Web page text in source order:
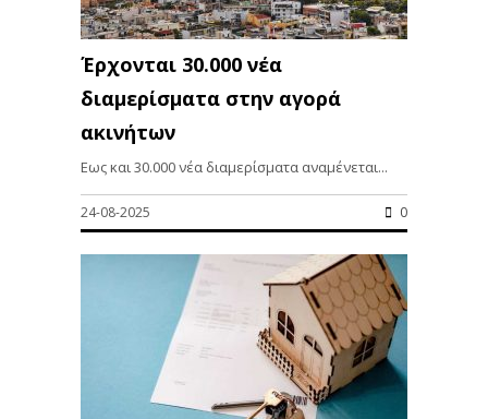
Έρχονται 30.000 νέα
διαμερίσματα στην αγορά
ακινήτων
Εως και 30.000 νέα διαμερίσματα αναμένεται...
24-08-2025 0